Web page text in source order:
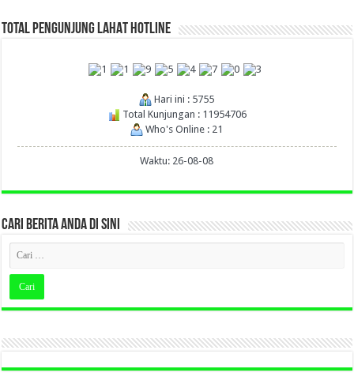
TOTAL PENGUNJUNG LAHAT HOTLINE
Hari ini : 5755
Total Kunjungan : 11954706
Who's Online : 21
Waktu: 26-08-08
CARI BERITA ANDA DI SINI